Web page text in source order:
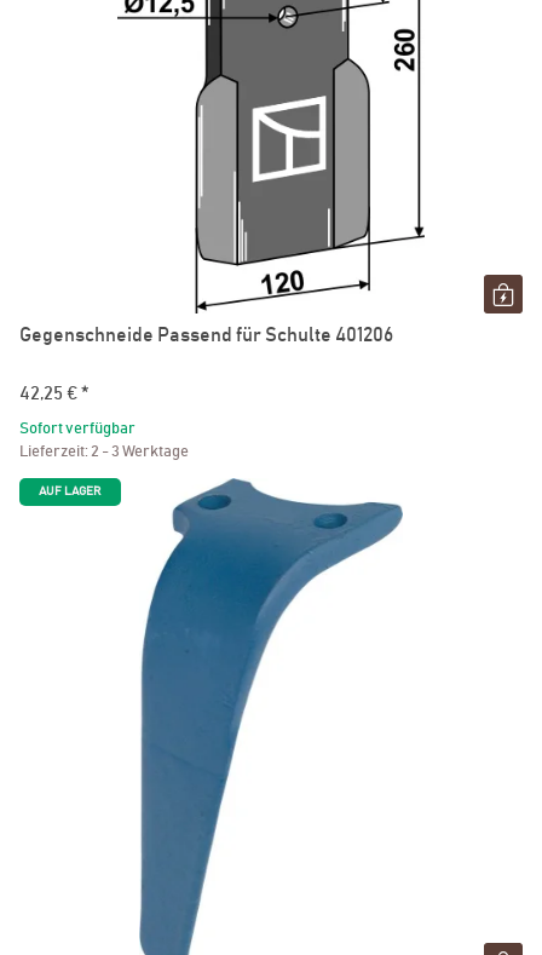
Gegenschneide Passend für Schulte 401206
42,25 € *
Sofort verfügbar
Lieferzeit: 2 - 3 Werktage
AUF LAGER